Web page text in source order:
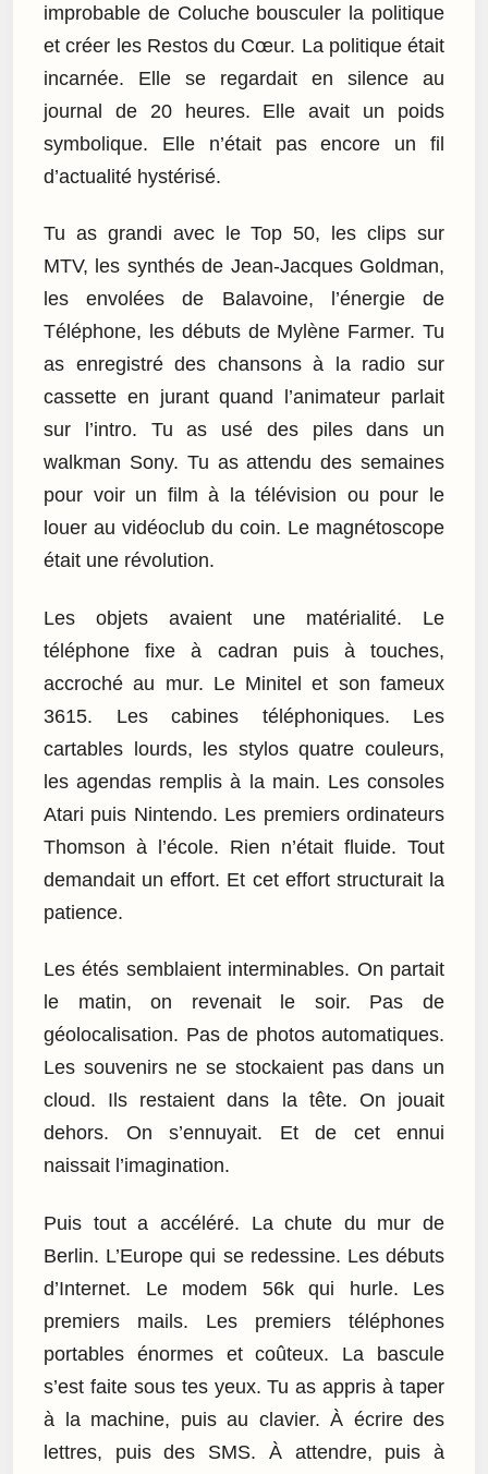
improbable de Coluche bousculer la politique
et créer les Restos du Cœur. La politique était
incarnée. Elle se regardait en silence au
journal de 20 heures. Elle avait un poids
symbolique. Elle n’était pas encore un fil
d’actualité hystérisé.
Tu as grandi avec le Top 50, les clips sur
MTV, les synthés de Jean-Jacques Goldman,
les envolées de Balavoine, l’énergie de
Téléphone, les débuts de Mylène Farmer. Tu
as enregistré des chansons à la radio sur
cassette en jurant quand l’animateur parlait
sur l’intro. Tu as usé des piles dans un
walkman Sony. Tu as attendu des semaines
pour voir un film à la télévision ou pour le
louer au vidéoclub du coin. Le magnétoscope
était une révolution.
Les objets avaient une matérialité. Le
téléphone fixe à cadran puis à touches,
accroché au mur. Le Minitel et son fameux
3615. Les cabines téléphoniques. Les
cartables lourds, les stylos quatre couleurs,
les agendas remplis à la main. Les consoles
Atari puis Nintendo. Les premiers ordinateurs
Thomson à l’école. Rien n’était fluide. Tout
demandait un effort. Et cet effort structurait la
patience.
Les étés semblaient interminables. On partait
le matin, on revenait le soir. Pas de
géolocalisation. Pas de photos automatiques.
Les souvenirs ne se stockaient pas dans un
cloud. Ils restaient dans la tête. On jouait
dehors. On s’ennuyait. Et de cet ennui
naissait l’imagination.
Puis tout a accéléré. La chute du mur de
Berlin. L’Europe qui se redessine. Les débuts
d’Internet. Le modem 56k qui hurle. Les
premiers mails. Les premiers téléphones
portables énormes et coûteux. La bascule
s’est faite sous tes yeux. Tu as appris à taper
à la machine, puis au clavier. À écrire des
lettres, puis des SMS. À attendre, puis à